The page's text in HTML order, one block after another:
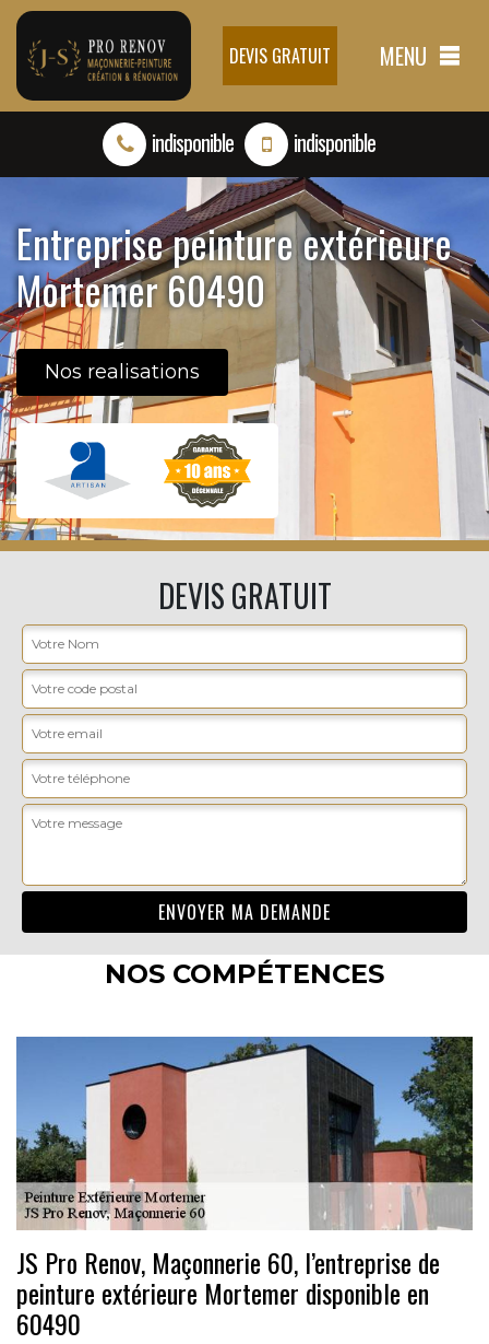
DEVIS GRATUIT MENU
indisponible indisponible
Entreprise peinture extérieure
Mortemer 60490
Nos realisations
DEVIS GRATUIT
NOS COMPÉTENCES
JS Pro Renov, Maçonnerie 60, l’entreprise de
peinture extérieure Mortemer disponible en
60490